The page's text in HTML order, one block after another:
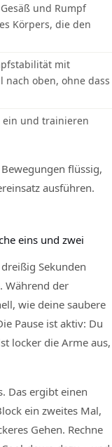
und Rumpf
Körpers, die den
mit
oben, ohne dass
ein und trainieren
flüssig,
ausführen.
eins und zwei
dreißig Sekunden
Während der
wie deine saubere
Pause ist aktiv: Du
locker die Arme aus,
Das ergibt einen
ein zweites Mal,
Gehen. Rechne